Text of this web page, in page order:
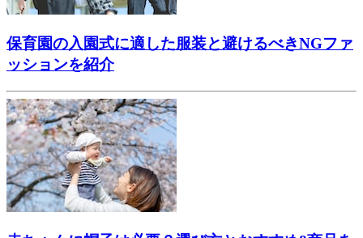
保育園の入園式に適した服装と避けるべきNGファ
ッションを紹介